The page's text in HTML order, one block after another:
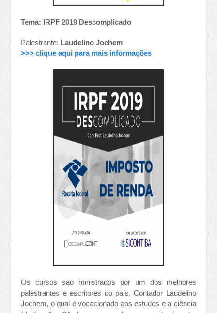
Tema: IRPF 2019 Descomplicado
Palestrante: Laudelino Jochem
>>> clique aqui para mais informações
Os cursos são ministrados por um dos melhores
palestrantes e escritores do país, Contador Laudelino
Jochem, o qual é vocacionado aos estudos e a ciência